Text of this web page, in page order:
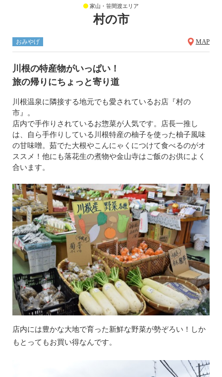
家山・笹間渡エリア
村の市
おみやげ MAP
川根の特産物がいっぱい！
旅の帰りにちょっと寄り道
川根温泉に隣接する地元でも愛されているお店『村の
市』。
店内で手作りされているお惣菜が人気です。店長一推し
は、自ら手作りしている川根特産の柚子を使った柚子風味
の甘味噌。茹でた大根やこんにゃくにつけて食べるのがオ
ススメ！他にも落花生の煮物や金山寺はご飯のお供によく
合います。
店内には豊かな大地で育った新鮮な野菜が勢ぞろい！しか
もとってもお買い得なんです。